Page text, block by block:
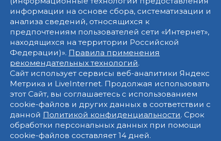
информации на основе сбора, систематизации и
анализа сведений, относящихся к
предпочтениям пользователей сети «Интернет»,
находящихся на территории Российской
Федерации)». Правила применения
рекомендательных технологий.
Сайт использует сервисы веб-аналитики Яндекс
Метрика и LiveInternet. Продолжая использовать
этот Сайт, вы соглашаетесь с использованием
cookie-файлов и других данных в соответствии с
данной Политикой конфиденциальности. Срок
обработки персональных данных при помощи
cookie-файлов составляет 14 дней.